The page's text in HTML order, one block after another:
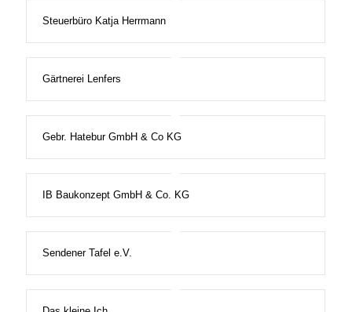
Steuerbüro Katja Herrmann
Gärtnerei Lenfers
Gebr. Hatebur GmbH & Co KG
IB Baukonzept GmbH & Co. KG
Sendener Tafel e.V.